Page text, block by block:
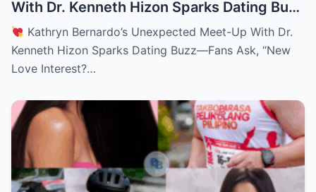
With Dr. Kenneth Hizon Sparks Dating Buzz
—Fans Ask, “New Love Interest? Is She
Moving On?!
Kathryn Bernardo’s Unexpected Meet-Up With Dr.
Kenneth Hizon Sparks Dating Buzz—Fans Ask, “New
Love Interest?…